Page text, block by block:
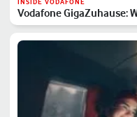
INSIDE VODAFONE
Vodafone GigaZuhause: